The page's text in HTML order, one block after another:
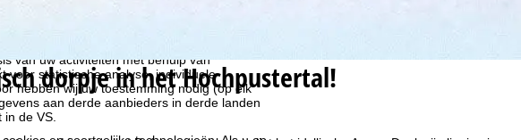
van uw activiteiten met behulp van
voor statistische analyse, individuele
hebben wij uw toestemming nodig (op elk
aan derde aanbieders in derde landen
de VS.
dorpje in het Hochpustertal!